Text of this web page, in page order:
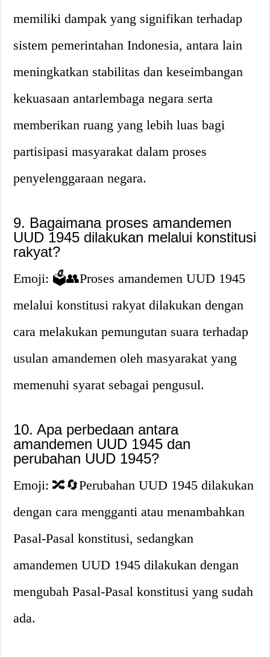
memiliki dampak yang signifikan terhadap
sistem pemerintahan Indonesia, antara lain
meningkatkan stabilitas dan keseimbangan
kekuasaan antarlembaga negara serta
memberikan ruang yang lebih luas bagi
partisipasi masyarakat dalam proses
penyelenggaraan negara.
9. Bagaimana proses amandemen
UUD 1945 dilakukan melalui konstitusi
rakyat?
Emoji: 🗳️👥Proses amandemen UUD 1945
melalui konstitusi rakyat dilakukan dengan
cara melakukan pemungutan suara terhadap
usulan amandemen oleh masyarakat yang
memenuhi syarat sebagai pengusul.
10. Apa perbedaan antara
amandemen UUD 1945 dan
perubahan UUD 1945?
Emoji: 🔀🔄Perubahan UUD 1945 dilakukan
dengan cara mengganti atau menambahkan
Pasal-Pasal konstitusi, sedangkan
amandemen UUD 1945 dilakukan dengan
mengubah Pasal-Pasal konstitusi yang sudah
ada.